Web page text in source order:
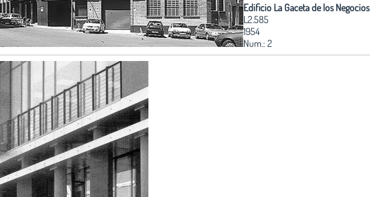
Edificio La Gaceta de los Negocios
L2.585
1954
Num.: 2